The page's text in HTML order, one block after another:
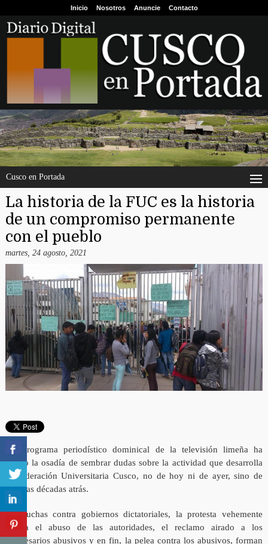
Inicio Nosotros Anuncie Contacto
Cusco en Portada
La historia de la FUC es la historia
de un compromiso permanente
con el pueblo
martes, 24 agosto, 2021
Un programa periodístico dominical de la televisión limeña ha
tenido la osadía de sembrar dudas sobre la actividad que desarrolla
la Federación Universitaria Cusco, no de hoy ni de ayer, sino de
muchas décadas atrás.
Las luchas contra gobiernos dictatoriales, la protesta vehemente
contra el abuso de las autoridades, el reclamo airado a los
empresarios abusivos y en fin, la pelea contra los abusivos, forman